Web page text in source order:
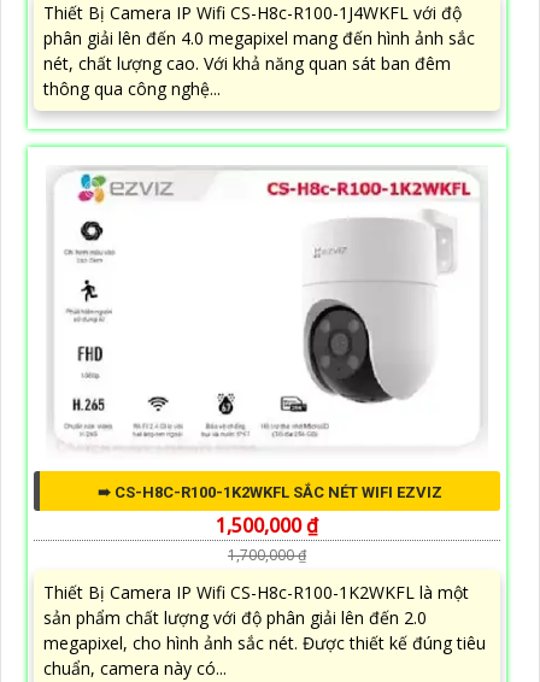
Thiết Bị Camera IP Wifi CS-H8c-R100-1J4WKFL với độ
phân giải lên đến 4.0 megapixel mang đến hình ảnh sắc
nét, chất lượng cao. Với khả năng quan sát ban đêm
thông qua công nghệ...
➠ CS-H8C-R100-1K2WKFL SẮC NÉT WIFI EZVIZ
1,500,000 ₫
1,700,000 ₫
Thiết Bị Camera IP Wifi CS-H8c-R100-1K2WKFL là một
sản phẩm chất lượng với độ phân giải lên đến 2.0
megapixel, cho hình ảnh sắc nét. Được thiết kế đúng tiêu
chuẩn, camera này có...